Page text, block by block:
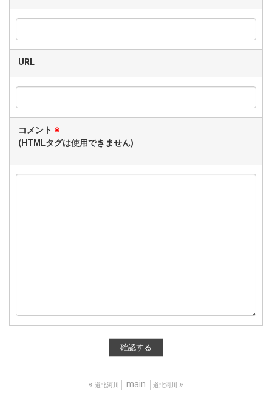
URL
コメント ※
(HTMLタグは使用できません)
« 道北河川 main 道北河川 »